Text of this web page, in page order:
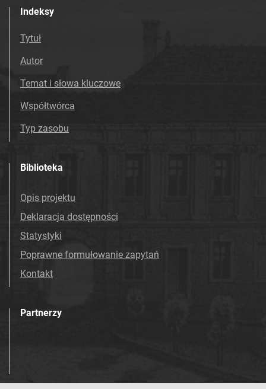
Indeksy
Tytuł
Autor
Temat i słowa kluczowe
Współtwórca
Typ zasobu
Biblioteka
Opis projektu
Deklaracja dostępności
Statystyki
Poprawne formułowanie zapytań
Kontakt
Partnerzy